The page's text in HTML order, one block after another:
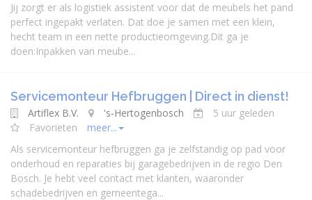
Jij zorgt er als logistiek assistent voor dat de meubels het pand
perfect ingepakt verlaten. Dat doe je samen met een klein,
hecht team in een nette productieomgeving.Dit ga je
doen:Inpakken van meube...
Servicemonteur Hefbruggen | Direct in dienst!
Artiflex B.V. 's-Hertogenbosch
5 uur geleden
Favorieten
meer...
Als servicemonteur hefbruggen ga je zelfstandig op pad voor
onderhoud en reparaties bij garagebedrijven in de regio Den
Bosch. Je hebt veel contact met klanten, waaronder
schadebedrijven en gemeentega...